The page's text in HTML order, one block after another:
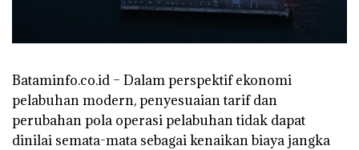
Bataminfo.co.id – Dalam perspektif ekonomi
pelabuhan modern, penyesuaian tarif dan
perubahan pola operasi pelabuhan tidak dapat
dinilai semata-mata sebagai kenaikan biaya jangka